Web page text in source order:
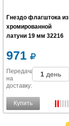
Гнездо флагштока из
хромированной
латуни 19 мм 32216
971
Передача
на
доставку:
1 день
Купить